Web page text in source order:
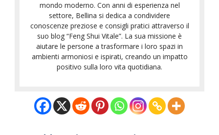
mondo moderno. Con anni di esperienza nel
settore, Bellina si dedica a condividere
conoscenze preziose e consigli pratici attraverso il
suo blog “Feng Shui Vitale”. La sua missione è
aiutare le persone a trasformare i loro spazi in
ambienti armoniosi e ispirati, creando un impatto
positivo sulla loro vita quotidiana.